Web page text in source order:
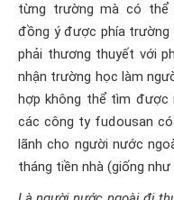
từng trường mà có thể
đồng ý được phía trường
phải thương thuyết với
nhận trường học làm
hợp không thể tìm được
các công ty fudousan
lãnh cho người nước
tháng tiền nhà (giống